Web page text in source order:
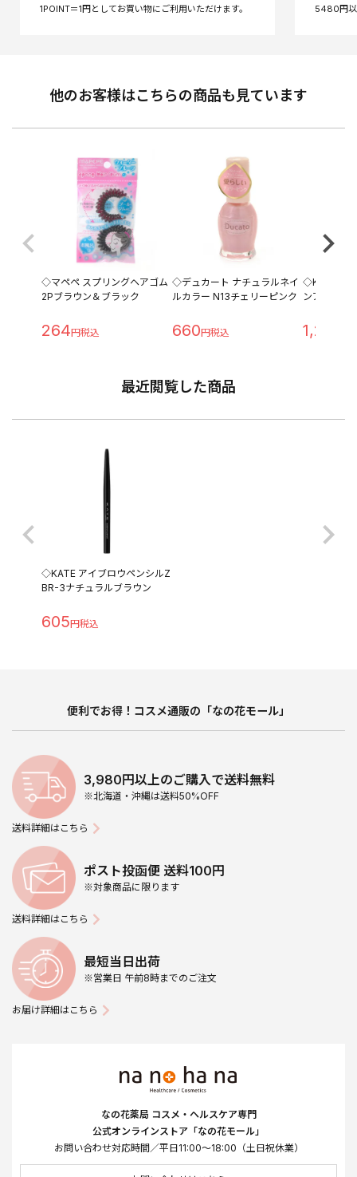
他のお客様はこちらの商品も見ています
◇マペペ スプリングヘアゴム
2Pブラウン＆ブラック
264
◇デュカート ナチュラルネイ
ルカラー N13チェリーピンク
660
◇KATE ラ
ンアイブロ
1,210
最近閲覧した商品
◇KATE アイブロウペンシルZ
BR-3ナチュラルブラウン
605
便利でお得！コスメ通販の「なの花モール」
3,980円以上のご購入で送料無料
※北海道・沖縄は送料50%OFF
送料詳細はこちら
ポスト投函便 送料100円
※対象商品に限ります
送料詳細はこちら
最短当日出荷
※営業日 午前8時までのご注文
お届け詳細はこちら
なの花薬局 コスメ・ヘルスケア専門
公式オンラインストア「なの花モール」
お問い合わせ対応時間／平日11:00～18:00（土日祝休業）